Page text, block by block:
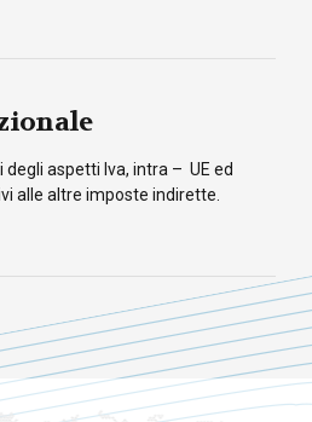
aspetti Iva, intra – UE ed
alle altre imposte indirette.